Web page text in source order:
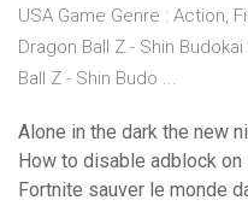
USA Game Genre : Action,
Dragon Ball Z - Shin
Ball Z - Shin Budo ...
Alone in the dark the new
How to disable adblock on
Fortnite sauver le monde